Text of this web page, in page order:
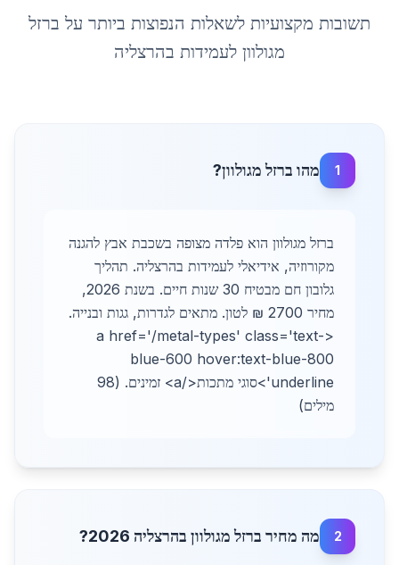
תשובות מקצועיות לשאלות הנפוצות ביותר על ברזל
מגולוון לעמידות בהרצליה
1 מהו ברזל מגולוון?
ברזל מגולוון הוא פלדה מצופה בשכבת אבץ להגנה
מקורוזיה, אידיאלי לעמידות בהרצליה. תהליך
גלובון חם מבטיח 30 שנות חיים. בשנת 2026,
מחיר 2700 ₪ לטון. מתאים לגדרות, גגות ובנייה.
<a href='/metal-types' class='text-
blue-600 hover:text-blue-800
underline'>סוגי מתכות</a> זמינים. (98
מילים)
2 מה מחיר ברזל מגולוון בהרצליה 2026?